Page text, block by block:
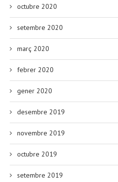
octubre 2020
setembre 2020
març 2020
febrer 2020
gener 2020
desembre 2019
novembre 2019
octubre 2019
setembre 2019